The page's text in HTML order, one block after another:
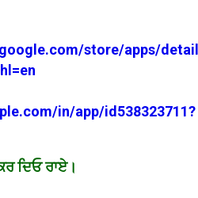
store/apps/
in/app/id538323711?
ਦਿਓ ਰਾਏ।